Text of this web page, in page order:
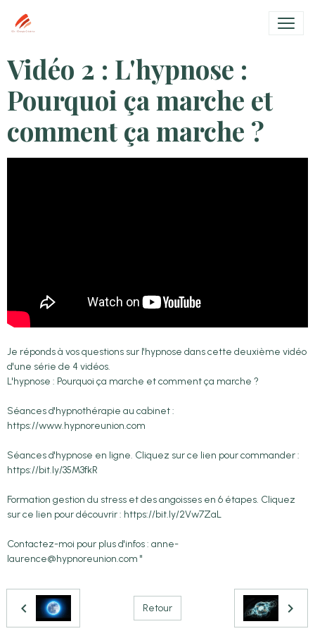
Vidéo 2 : L'hypnose :
Pourquoi ça marche et
comment ça marche ?
Je réponds à vos questions sur l'hypnose dans cette deuxième vidéo
d'une série de 4 vidéos.
L'hypnose : Pourquoi ça marche et comment ça marche ?
Séances d'hypnothérapie au cabinet :
https://www.hypnoreunion.com
Séances d'hypnose en ligne. Cliquez sur ce lien pour commander :
https://bit.ly/35M3fkR
Formation gestion du stress et des angoisses en 6 étapes. Cliquez
sur ce lien pour découvrir : https://bit.ly/2Vw7ZaL
Contactez-moi pour plus d'infos : anne-
laurence@hypnoreunion.com "
Retour